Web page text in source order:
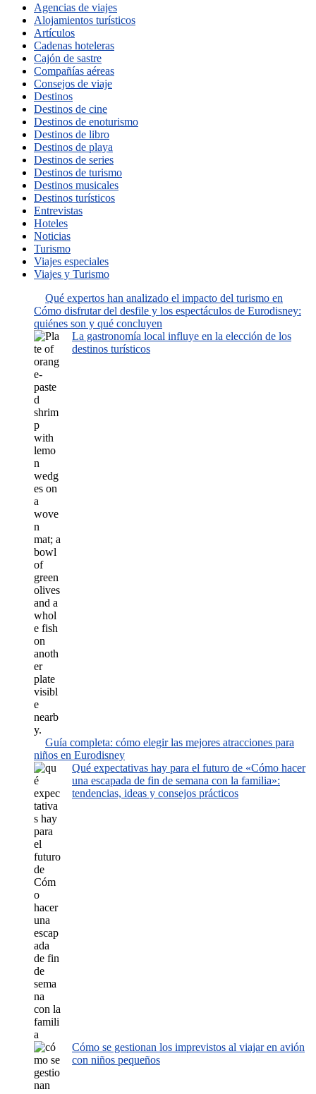
Agencias de viajes
Alojamientos turísticos
Artículos
Cadenas hoteleras
Cajón de sastre
Compañías aéreas
Consejos de viaje
Destinos
Destinos de cine
Destinos de enoturismo
Destinos de libro
Destinos de playa
Destinos de series
Destinos de turismo
Destinos musicales
Destinos turísticos
Entrevistas
Hoteles
Noticias
Turismo
Viajes especiales
Viajes y Turismo
Qué expertos han analizado el impacto del turismo en
Cómo disfrutar del desfile y los espectáculos de Eurodisney:
quiénes son y qué concluyen
La gastronomía local influye en la elección de los
destinos turísticos
Guía completa: cómo elegir las mejores atracciones para
niños en Eurodisney
Qué expectativas hay para el futuro de «Cómo hacer
una escapada de fin de semana con la familia»:
tendencias, ideas y consejos prácticos
Cómo se gestionan los imprevistos al viajar en avión
con niños pequeños